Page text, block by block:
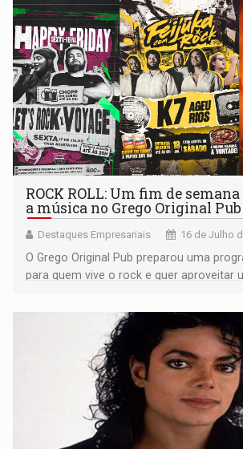
ROCK ROLL: Um fim de
a música no Grego Original Pub
Destaques Empresariais 16 de Julho
O Grego Original Pub preparou uma
para quem vive o rock e quer aproveitar
promoções